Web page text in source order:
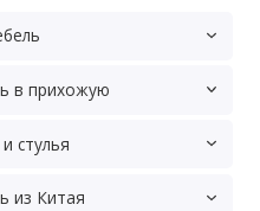
в прихожую
стулья
из Китая